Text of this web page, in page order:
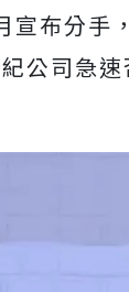
布分手
公司急